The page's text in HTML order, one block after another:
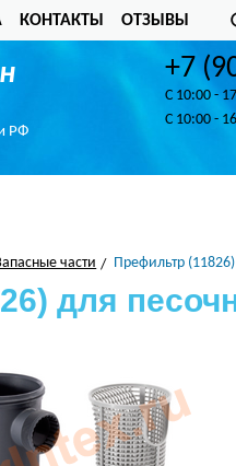
КОНТАКТЫ ОТЗЫВЫ
РФ
+7
C 10:00 -
C 10:00 -
части Префильтр
для